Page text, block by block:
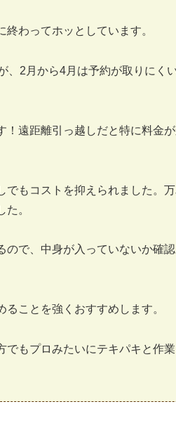
わってホッとしています。
、2月から4月は予約が取りにく
遠距離引っ越しだと特に料金が
もコストを抑えられました。
。
で、中身が入っていないか確
ことを強くおすすめします。
もプロみたいにテキパキと作